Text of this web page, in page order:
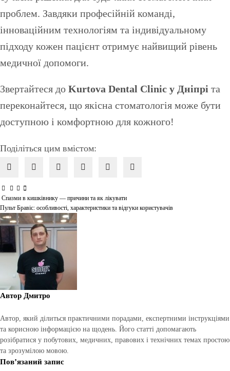
проблем. Завдяки професійній команді,
інноваційним технологіям та індивідуальному
підходу кожен пацієнт отримує найвищий рівень
медичної допомоги.
Звертайтеся до Kurtova Dental Clinic у Дніпрі та
переконайтеся, що якісна стоматологія може бути
доступною і комфортною для кожного!
Поділіться цим вмістом:
Навігація
записів
Спазми в кишківнику — причини та як лікувати
Пульт Бравіс: особливості, характеристики та відгуки користувачів
Автор Дмитро
Автор, який ділиться практичними порадами, експертними інструкціями
та корисною інформацією на щодень. Його статті допомагають
розібратися у побутових, медичних, правових і технічних темах простою
та зрозумілою мовою.
Пов’язаний запис